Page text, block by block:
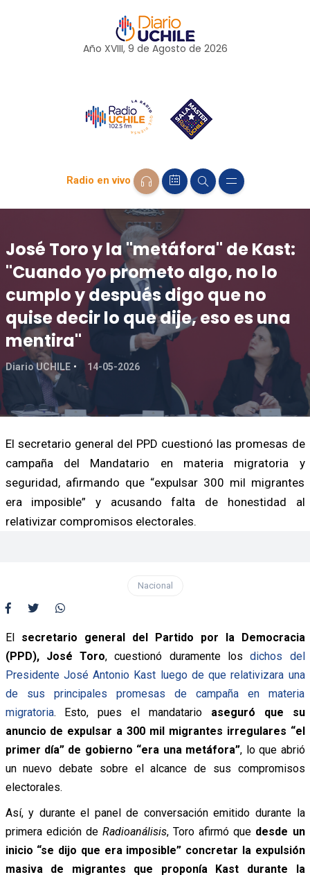
Año XVIII, 9 de Agosto de 2026
Radio en vivo
José Toro y la "metáfora" de Kast:
"Cuando yo prometo algo, no lo
cumplo y después digo que no
quise decir lo que dije, eso es una
mentira"
Diario UCHILE 14-05-2026
El secretario general del PPD cuestionó las promesas de
campaña del Mandatario en materia migratoria y
seguridad, afirmando que “expulsar 300 mil migrantes
era imposible” y acusando falta de honestidad al
relativizar compromisos electorales.
Nacional
El secretario general del Partido por la Democracia
(PPD), José Toro, cuestionó duramente losdichos del
Presidente José Antonio Kast luego de que relativizara una
de sus principales promesas de campaña en materia
migratoria. Esto, pues el mandatario aseguró que su
anuncio de expulsar a 300 mil migrantes irregulares “el
primer día” de gobierno “era una metáfora”, lo que abrió
un nuevo debate sobre el alcance de sus compromisos
electorales.
Así, y durante el panel de conversación emitido durante la
primera edición de Radioanálisis, Toro afirmó que desde un
inicio “se dijo que era imposible” concretar la expulsión
masiva de migrantes que proponía Kast durante la